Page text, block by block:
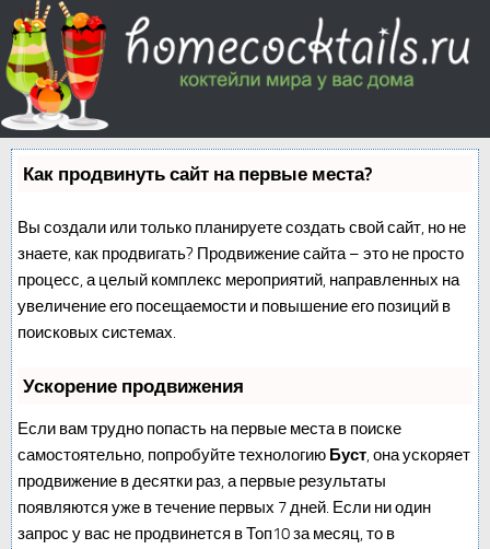
Как продвинуть сайт на первые места?
Вы создали или только планируете создать свой сайт, но не
знаете, как продвигать? Продвижение сайта – это не просто
процесс, а целый комплекс мероприятий, направленных на
увеличение его посещаемости и повышение его позиций в
поисковых системах.
Ускорение продвижения
Если вам трудно попасть на первые места в поиске
самостоятельно, попробуйте технологию Буст, она ускоряет
продвижение в десятки раз, а первые результаты
появляются уже в течение первых 7 дней. Если ни один
запрос у вас не продвинется в Топ10 за месяц, то в